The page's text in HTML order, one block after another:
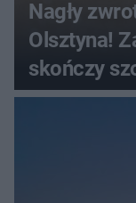
Nagły
Olsztyna!
skończy